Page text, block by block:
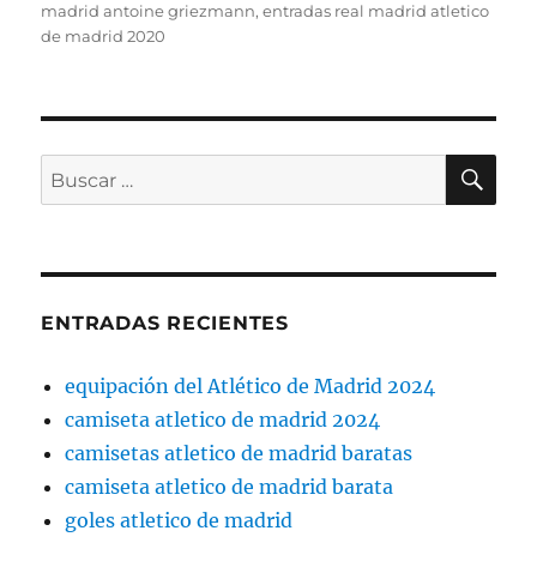
madrid antoine griezmann,entradas real madrid atletico
de madrid 2020
Buscar
por:
ENTRADAS RECIENTES
equipación del Atlético de Madrid 2024
camiseta atletico de madrid 2024
camisetas atletico de madrid baratas
camiseta atletico de madrid barata
goles atletico de madrid